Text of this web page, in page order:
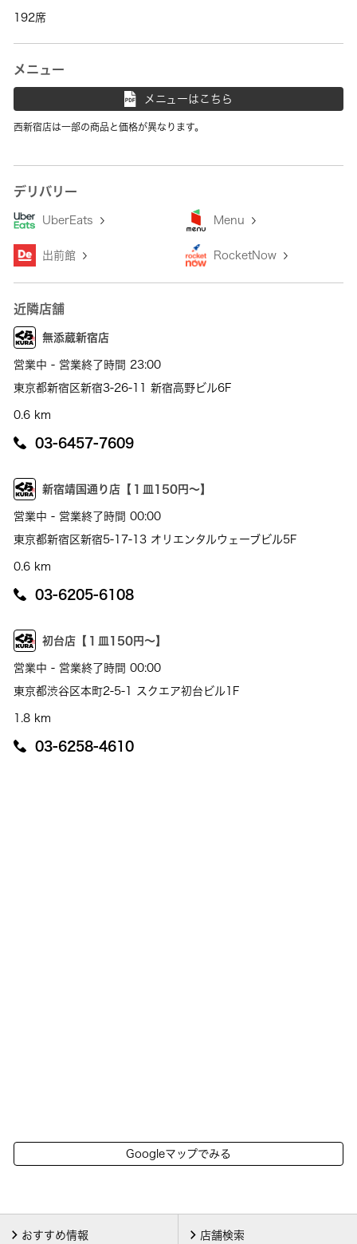
192席
メニュー
メニューはこちら
西新宿店は一部の商品と価格が異なります。
デリバリー
UberEats Menu
出前館 RocketNow
近隣店舗
無添蔵新宿店
営業中 - 営業終了時間 23:00
東京都新宿区新宿3-26-11 新宿高野ビル6F
0.6 km
03-6457-7609
新宿靖国通り店【１皿150円～】
営業中 - 営業終了時間 00:00
東京都新宿区新宿5-17-13 オリエンタルウェーブビル5F
0.6 km
03-6205-6108
初台店【１皿150円～】
営業中 - 営業終了時間 00:00
東京都渋谷区本町2-5-1 スクエア初台ビル1F
1.8 km
03-6258-4610
Googleマップでみる
おすすめ情報 店舗検索